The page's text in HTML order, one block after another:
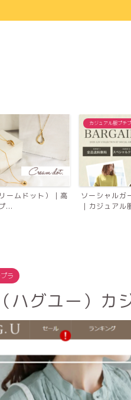
ームドット）｜高
...
カジュアル服プチ
ソーシャルガ
｜カジュアル
ラ
ハグユー）カ